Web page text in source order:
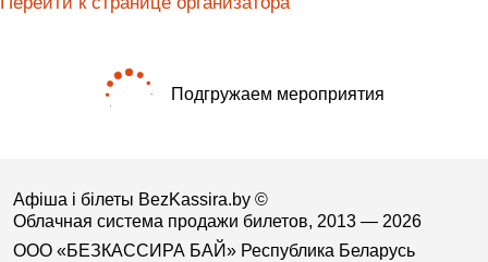
Подгружаем мероприятия
Афіша і білеты BezKassira.by ©
Облачная система продажи билетов, 2013 — 2026
ООО «БЕЗКАССИРА БАЙ» Республика Беларусь